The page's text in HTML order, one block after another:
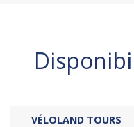
VÉLOLAND TOURS